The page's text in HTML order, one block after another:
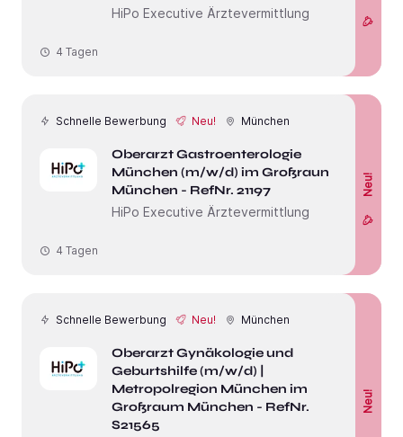
HiPo Executive Ärztevermittlung
4 Tagen
Schnelle Bewerbung Neu! München
Oberarzt Gastroenterologie
München (m/w/d) im Großraum
München - RefNr. 21197
HiPo Executive Ärztevermittlung
Neu!
4 Tagen
Schnelle Bewerbung Neu! München
Oberarzt Gynäkologie und
Geburtshilfe (m/w/d) |
Metropolregion München im
Großraum München - RefNr.
S21565
Neu!